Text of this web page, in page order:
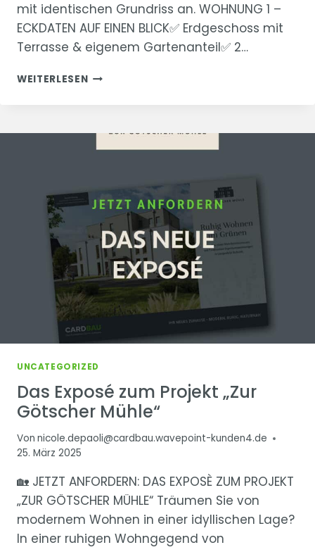
mit identischen Grundriss an. WOHNUNG 1 –
ECKDATEN AUF EINEN BLICK✅ Erdgeschoss mit
Terrasse & eigenem Gartenanteil✅ 2…
WEITERLESEN“ZUR
1
UNCATEGORIZED
Das Exposé zum Projekt „Zur
Götscher Mühle“
Von nicole.depaoli@cardbau.wavepoint-kunden4.de
25. März 2025
🏡 JETZT ANFORDERN: DAS EXPOSÈ ZUM PROJEKT
„ZUR GÖTSCHER MÜHLE“ Träumen Sie von
modernem Wohnen in einer idyllischen Lage?
In einer ruhigen Wohngegend von